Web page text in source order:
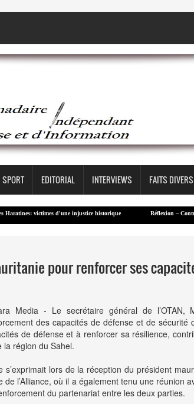
SPORT EDITORIAL INTERVIEWS FAITS DIVERS
victimes d'une injustice historique Réflexion –
pour renforcer ses
Media - Le secrétaire général de
des capacités de défense et de sécurité
de défense et à renforcer sa résilience,
la région du Sahel.
s’exprimait lors de la réception du président
de l’Alliance, où il a également tenu une réunion
du partenariat entre les deux parties.